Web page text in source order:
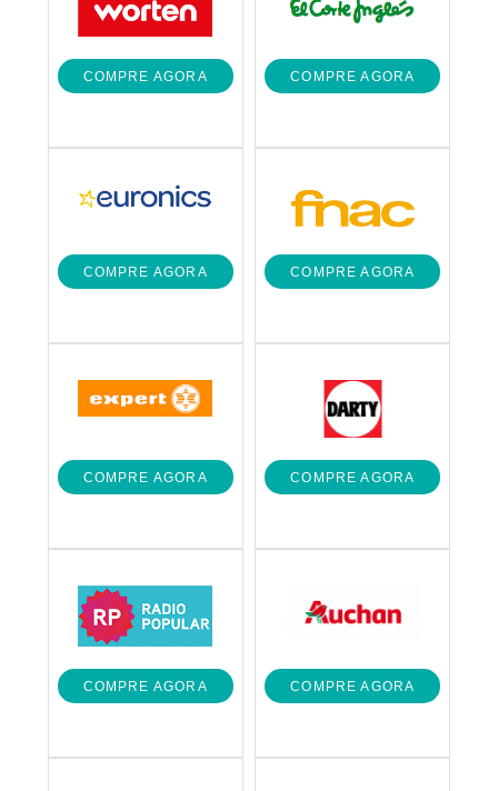
COMPRE AGORA COMPRE AGORA
COMPRE AGORA COMPRE AGORA
COMPRE AGORA COMPRE AGORA
COMPRE AGORA COMPRE AGORA